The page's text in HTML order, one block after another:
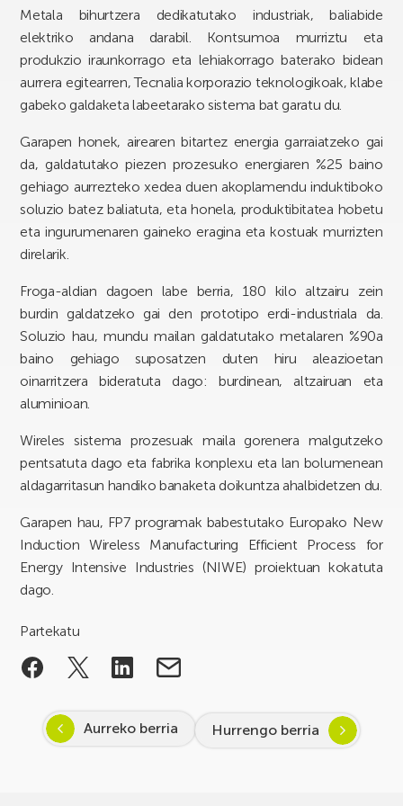
Metala bihurtzera dedikatutako industriak, baliabide
elektriko andana darabil. Kontsumoa murriztu eta
produkzio iraunkorrago eta lehiakorrago baterako bidean
aurrera egitearren, Tecnalia korporazio teknologikoak, klabe
gabeko galdaketa labeetarako sistema bat garatu du.
Garapen honek, airearen bitartez energia garraiatzeko gai
da, galdatutako piezen prozesuko energiaren %25 baino
gehiago aurrezteko xedea duen akoplamendu induktiboko
soluzio batez baliatuta, eta honela, produktibitatea hobetu
eta ingurumenaren gaineko eragina eta kostuak murrizten
direlarik.
Froga-aldian dagoen labe berria, 180 kilo altzairu zein
burdin galdatzeko gai den prototipo erdi-industriala da.
Soluzio hau, mundu mailan galdatutako metalaren %90a
baino gehiago suposatzen duten hiru aleazioetan
oinarritzera bideratuta dago: burdinean, altzairuan eta
aluminioan.
Wireles sistema prozesuak maila gorenera malgutzeko
pentsatuta dago eta fabrika konplexu eta lan bolumenean
aldagarritasun handiko banaketa doikuntza ahalbidetzen du.
Garapen hau, FP7 programak babestutako Europako New
Induction Wireless Manufacturing Efficient Process for
Energy Intensive Industries (NIWE) proiektuan kokatuta
dago.
Partekatu
Aurreko berria Hurrengo berria